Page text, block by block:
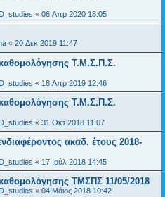
« 06 Απρ 2020 18:05
« 20 Δεκ 2019 11:47
Τ.Μ.Σ.Π.Σ.
« 18 Απρ 2019 12:46
Τ.Μ.Σ.Π.Σ.
« 31 Οκτ 2018 11:07
ακαδ. έτους 2018-
« 17 Ιούλ 2018 14:45
ΤΜΣΠΣ 11/05/2018
« 04 Μάιος 2018 10:42